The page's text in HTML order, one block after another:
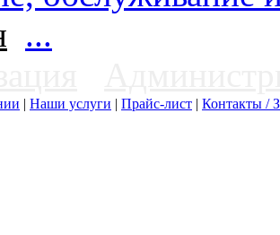
...
| Наши услуги | Прайс-лист | Контакты /